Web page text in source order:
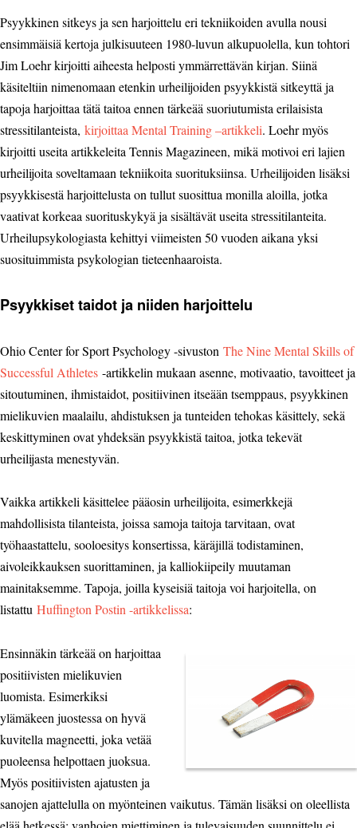
Psyykkinen sitkeys ja sen harjoittelu eri tekniikoiden avulla nousi
ensimmäisiä kertoja julkisuuteen 1980-luvun alkupuolella, kun tohtori
Jim Loehr kirjoitti aiheesta helposti ymmärrettävän kirjan. Siinä
käsiteltiin nimenomaan etenkin urheilijoiden psyykkistä sitkeyttä ja
tapoja harjoittaa tätä taitoa ennen tärkeää suoriutumista erilaisista
stressitilanteista, kirjoittaa Mental Training –artikkeli. Loehr myös
kirjoitti useita artikkeleita Tennis Magazineen, mikä motivoi eri lajien
urheilijoita soveltamaan tekniikoita suorituksiinsa. Urheilijoiden lisäksi
psyykkisestä harjoittelusta on tullut suosittua monilla aloilla, jotka
vaativat korkeaa suorituskykyä ja sisältävät useita stressitilanteita.
Urheilupsykologiasta kehittyi viimeisten 50 vuoden aikana yksi
suosituimmista psykologian tieteenhaaroista.
Psyykkiset taidot ja niiden harjoittelu
Ohio Center for Sport Psychology -sivuston The Nine Mental Skills of
Successful Athletes -artikkelin mukaan asenne, motivaatio, tavoitteet ja
sitoutuminen, ihmistaidot, positiivinen itseään tsemppaus, psyykkinen
mielikuvien maalailu, ahdistuksen ja tunteiden tehokas käsittely, sekä
keskittyminen ovat yhdeksän psyykkistä taitoa, jotka tekevät
urheilijasta menestyvän.
Vaikka artikkeli käsittelee pääosin urheilijoita, esimerkkejä
mahdollisista tilanteista, joissa samoja taitoja tarvitaan, ovat
työhaastattelu, sooloesitys konsertissa, käräjillä todistaminen,
aivoleikkauksen suorittaminen, ja kalliokiipeily muutaman
mainitaksemme. Tapoja, joilla kyseisiä taitoja voi harjoitella, on
listattu Huffington Postin -artikkelissa:
Ensinnäkin tärkeää on harjoittaa
positiivisten mielikuvien
luomista. Esimerkiksi
ylämäkeen juostessa on hyvä
kuvitella magneetti, joka vetää
puoleensa helpottaen juoksua.
Myös positiivisten ajatusten ja
sanojen ajattelulla on myönteinen vaikutus. Tämän lisäksi on oleellista